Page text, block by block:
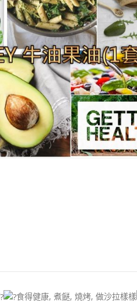
食得健康, 煮餸, 燒烤, 做沙拉樣樣